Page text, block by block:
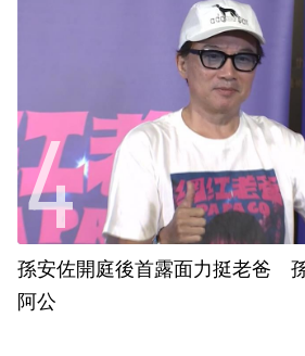
孫安佐開庭後首露面力挺老爸
阿公